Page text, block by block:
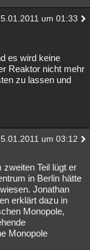
um 01:33
es wird keine
Reaktor nicht mehr
zu lassen und
um 03:12
Teil lügt er
in Berlin hätte
Jonathan
erklärt dazu in
Monopole,
Monopole